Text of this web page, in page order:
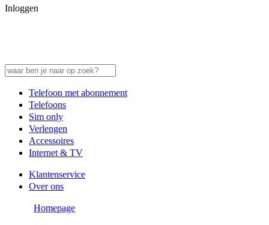
Inloggen
Telefoon met abonnement
Telefoons
Sim only
Verlengen
Accessoires
Internet & TV
Klantenservice
Over ons
Homepage